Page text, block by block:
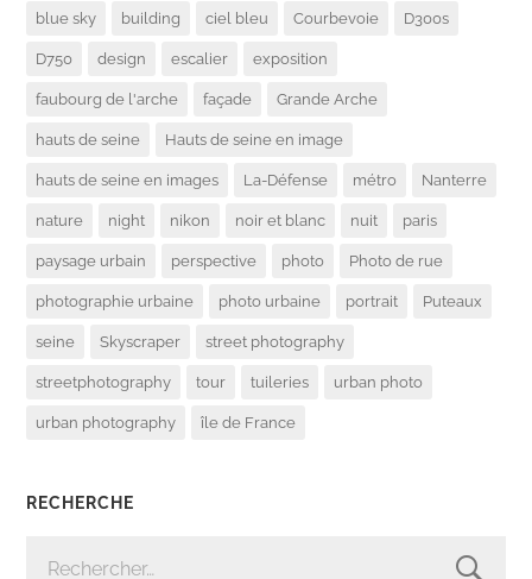
blue sky building ciel bleu Courbevoie D300s
D750 design escalier exposition
faubourg de l'arche façade Grande Arche
hauts de seine Hauts de seine en image
hauts de seine en images La-Défense métro Nanterre
nature night nikon noir et blanc nuit paris
paysage urbain perspective photo Photo de rue
photographie urbaine photo urbaine portrait Puteaux
seine Skyscraper street photography
streetphotography tour tuileries urban photo
urban photography île de France
RECHERCHE